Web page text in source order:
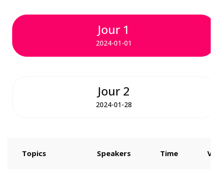
Jour 1
2024-01-01
Jour 2
2024-01-28
Topics Speakers Time